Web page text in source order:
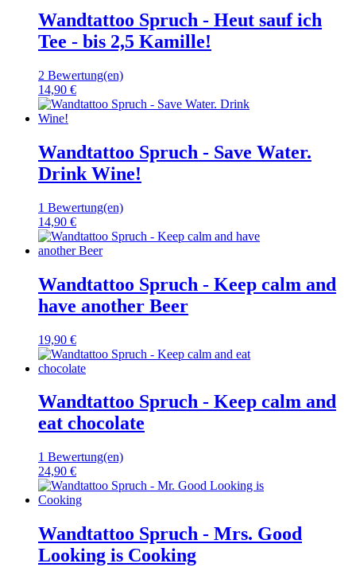
Wandtattoo Spruch - Heut sauf ich
Tee - bis 2,5 Kamille!
2 Bewertung(en)
14,90 €
Wandtattoo Spruch - Save Water.
Drink Wine!
1 Bewertung(en)
14,90 €
Wandtattoo Spruch - Keep calm and
have another Beer
19,90 €
Wandtattoo Spruch - Keep calm and
eat chocolate
1 Bewertung(en)
24,90 €
Wandtattoo Spruch - Mrs. Good
Looking is Cooking